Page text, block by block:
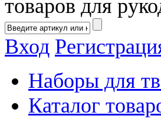
товаров для
Вход
Наборы для
Каталог